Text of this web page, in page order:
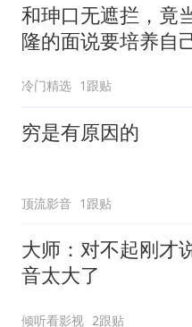
和珅口无遮拦，竟
隆的面说要培养自
冷门精选 1跟贴
穷是有原因的
顶流影音 1跟贴
大师：对不起刚才
音太大了
倾听看影视 2跟贴